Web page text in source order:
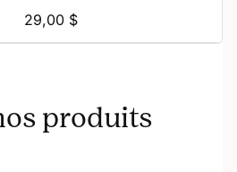
29,00 $
produits